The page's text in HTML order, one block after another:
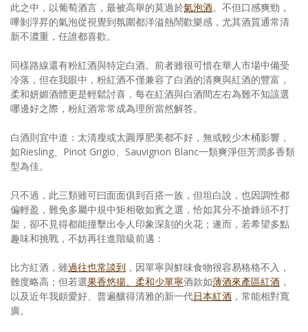
此之中，以葡萄酒言，最被高舉的莫過於氣泡酒。不但口感爽勁，
嗶剝浮昇的氣泡從視覺到氛圍都洋溢熱鬧歡樂感，尤其酒質通常清
新不濃重，任誰都喜歡。
同樣路線還有粉紅酒與特定白酒。前者雖很可惜在華人市場中備受
冷落，但在我眼中，粉紅酒不僅兼容了白酒的清爽與紅酒的豐富，
柔和妍媚酒體更是輕鬆討喜，每在紅酒與白酒間左右為難不知該選
哪邊好之際，粉紅酒常常成為理所當然解答。
白酒則宜中道：太清瘦或太圓厚肥美都不好，無或較少木桶影響，
如Riesling、Pinot Grigio、Sauvignon Blanc一類爽淨但芳潤多香類
型為佳。
只不過，此三類雖可曰面面俱到百搭一族，但坦白說，也因調性都
偏輕盈，難免多屬中規中矩相敬如賓之選，恰如其分不搶鋒頭不打
架，卻不見得都能撞擊出令人印象深刻的火花；遂而，若希望多點
趣味和挑戰，不妨再往進階級前邁：
比方紅酒，雖過往也常談到 ，因單寧與鮮味食物很容易格格不入，
難度略高；但若選果香悠揚、柔和少單寧酒款如薄酒來產區紅酒 ，
以及近年我頗愛好、普遍釀得清雅的新一代日本紅酒 ，常能相對寬
廣。